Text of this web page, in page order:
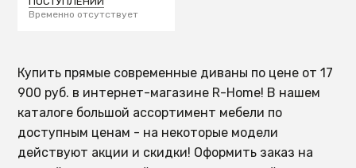
Временно отсутствует
Купить прямые современные диваны по цене от 17
900 руб. в интернет-магазине R-Home! В нашем
каталоге большой ассортимент мебели по
доступным ценам - на некоторые модели
действуют акции и скидки! Оформить заказ на